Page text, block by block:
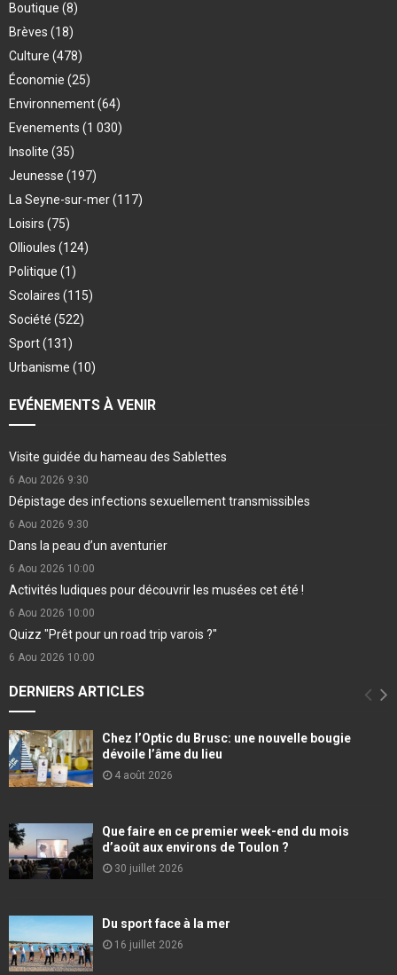
Boutique (8)
Brèves (18)
Culture (478)
Économie (25)
Environnement(64)
Evenements (1 030)
Insolite (35)
Jeunesse (197)
La Seyne-sur-mer(117)
Loisirs (75)
Ollioules (124)
Politique (1)
Scolaires (115)
Société (522)
Sport(131)
Urbanisme (10)
EVÉNEMENTS À VENIR
Visite guidée du hameau des Sablettes
6 Aou 2026 9:30
Dépistage des infections sexuellement transmissibles
6 Aou 2026 9:30
Dans la peau d’un aventurier
6 Aou 2026 10:00
Activités ludiques pour découvrir les musées cet été !
6 Aou 2026 10:00
Quizz "Prêt pour un road trip varois ?"
6 Aou 2026 10:00
DERNIERS ARTICLES
Chez l’Optic du Brusc: une nouvelle bougie
dévoile l’âme du lieu
4 août 2026
Que faire en ce premier week-end du mois
d’août aux environs de Toulon ?
30 juillet 2026
Du sport face à la mer
16 juillet 2026